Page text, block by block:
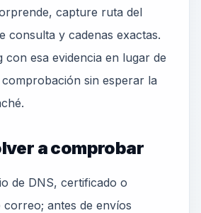
capture ruta del
consulta y cadenas exactas.
con esa evidencia en lugar de
sin esperar la
a comprobar
de DNS, certificado o
antes de envíos